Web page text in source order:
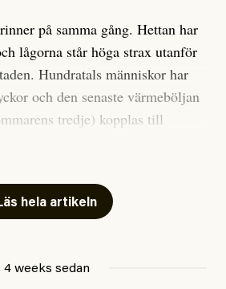
på samma gång. Hettan har
lågorna står höga strax utanför
Hundratals människor har
och den senaste värmeböljan
tredje) kopplas till
hettan? Känns det som en
vore fullständigt orimligt.
återhållsam när han
hela artikeln
4 weeks sedan